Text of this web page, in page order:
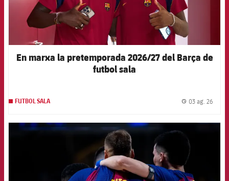
En marxa la pretemporada 2026/27 del Barça de
futbol sala
FUTBOL SALA 03 ag. 26
FCB Barcelona badge